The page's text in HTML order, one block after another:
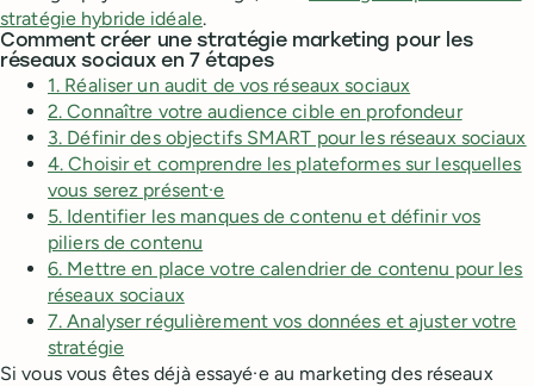
stratégie hybride idéale.
Comment créer une stratégie marketing pour les
réseaux sociaux en 7 étapes
1. Réaliser un audit de vos réseaux sociaux
2. Connaître votre audience cible en profondeur
3. Définir des objectifs SMART pour les réseaux sociaux
4. Choisir et comprendre les plateformes sur lesquelles
vous serez présent·e
5. Identifier les manques de contenu et définir vos
piliers de contenu
6. Mettre en place votre calendrier de contenu pour les
réseaux sociaux
7. Analyser régulièrement vos données et ajuster votre
stratégie
Si vous vous êtes déjà essayé·e au marketing des réseaux